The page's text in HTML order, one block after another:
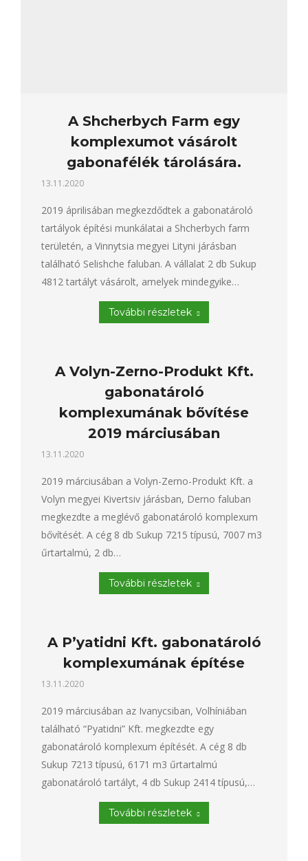
A Shcherbych Farm egy
komplexumot vásárolt
gabonafélék tárolására.
13.11.2020
2019 áprilisában megkezdődtek a gabonatároló
tartályok építési munkálatai a Shcherbych farm
területén, a Vinnytsia megyei Lityni járásban
található Selishche faluban. A vállalat 2 db Sukup
4812 tartályt vásárolt, amelyek mindegyike…
További részletek
A Volyn-Zerno-Produkt Kft.
gabonatároló
komplexumának bővítése
2019 márciusában
13.11.2020
2019 márciusában a Volyn-Zerno-Produkt Kft. a
Volyn megyei Kivertsiv járásban, Derno faluban
megkezdte a meglévő gabonatároló komplexum
bővítését. A cég 8 db Sukup 7215 típusú, 7007 m3
űrtartalmú, 2 db…
További részletek
A P’yatidni Kft. gabonatároló
komplexumának építése
13.11.2020
2019 márciusában az Ivanycsiban, Volhíniában
található “Pyatidni” Kft. megkezdte egy
gabonatároló komplexum építését. A cég 8 db
Sukup 7213 típusú, 6171 m3 űrtartalmú
gabonatároló tartályt, 4 db Sukup 2414 típusú,…
További részletek